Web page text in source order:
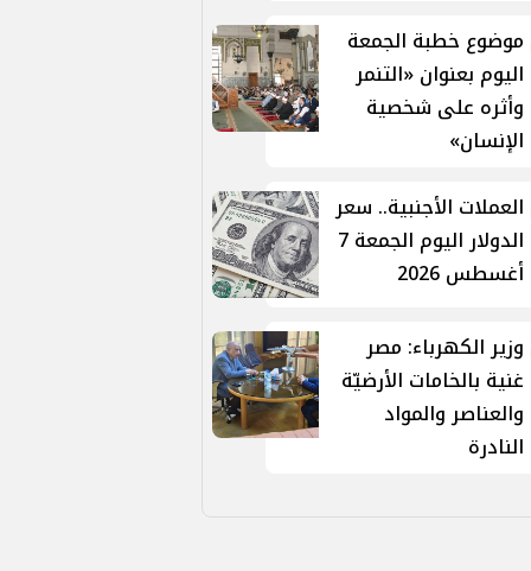
موضوع خطبة الجمعة
اليوم بعنوان «التنمر
وأثره على شخصية
الإنسان»
العملات الأجنبية.. سعر
الدولار اليوم الجمعة 7
أغسطس 2026
وزير الكهرباء: مصر
غنية بالخامات الأرضيّة
والعناصر والمواد
النادرة